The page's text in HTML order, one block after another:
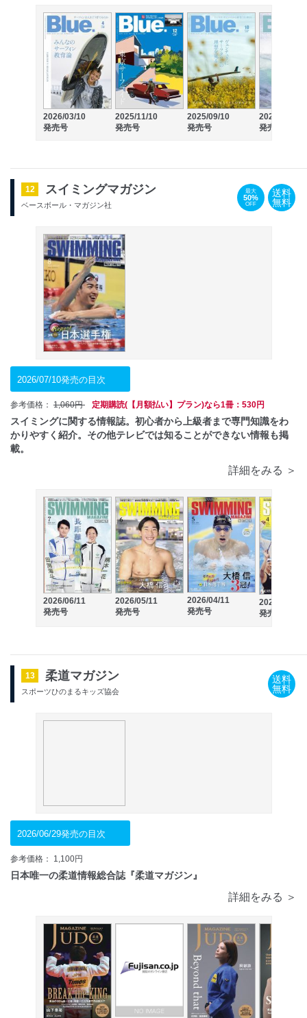
2026/03/10
発売号
2025/11/10
発売号
2025/09/10
発売号
2025/05/10
発売号
12 スイミングマガジン
ベースボール・マガジン社
最大
50%
OFF
送料
無料
2026/07/10発売の目次
参考価格： 1,060円 定期購読(【月額払い】プラン)なら1冊：530円
スイミングに関する情報誌。初心者から上級者まで専門知識をわ
かりやすく紹介。その他テレビでは知ることができない情報も掲
載。
詳細をみる ＞
2026/06/11
発売号
2026/05/11
発売号
2026/04/11
発売号
2026/03/11
発売号
13 柔道マガジン
スポーツひのまるキッズ協会
送料
無料
2026/06/29発売の目次
参考価格： 1,100円
日本唯一の柔道情報総合誌『柔道マガジン』
詳細をみる ＞